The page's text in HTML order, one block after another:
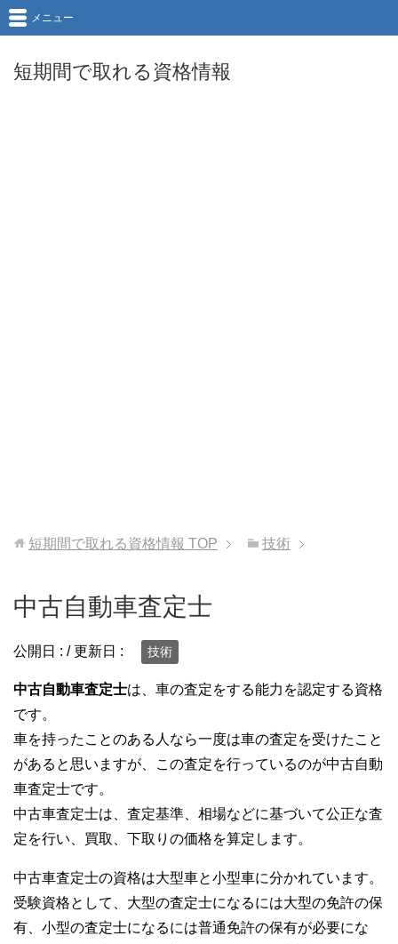
短期間で取れる資格情報
メニュー
短期間で取れる資格情報 TOP 技術
中古自動車査定士
公開日 : / 更新日 : 技術
中古自動車査定士は、車の査定をする能力を認定する資格
です。
車を持ったことのある人なら一度は車の査定を受けたこと
があると思いますが、この査定を行っているのが中古自動
車査定士です。
中古車査定士は、査定基準、相場などに基づいて公正な査
定を行い、買取、下取りの価格を算定します。
中古車査定士の資格は大型車と小型車に分かれています。
受験資格として、大型の査定士になるには大型の免許の保
有、小型の査定士になるには普通免許の保有が必要にな